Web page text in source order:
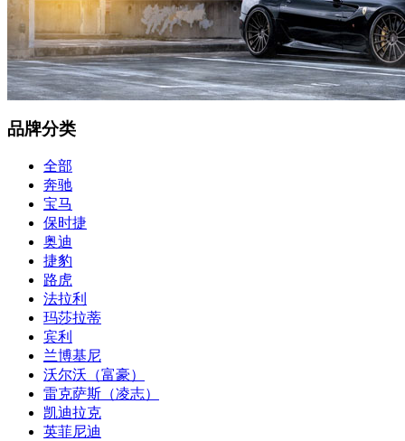
品牌分类
全部
奔驰
宝马
保时捷
奥迪
捷豹
路虎
法拉利
玛莎拉蒂
宾利
兰博基尼
沃尔沃（富豪）
雷克萨斯（凌志）
凯迪拉克
英菲尼迪